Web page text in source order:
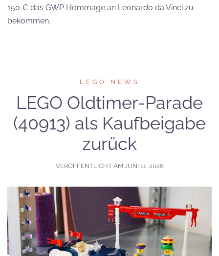
150 € das GWP Hommage an Leonardo da Vinci zu
bekommen.
LEGO NEWS
LEGO Oldtimer-Parade
(40913) als Kaufbeigabe
zurück
VERÖFFENTLICHT AM JUNI 11, 2026